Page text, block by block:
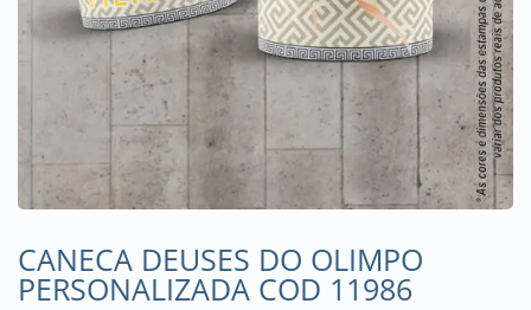
CANECA DEUSES DO OLIMPO
PERSONALIZADA COD 11986